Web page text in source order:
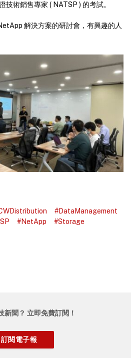
術銷售專家 ( NATSP ) 的考試。
解決方案的研討會，有興趣的人
#DataManagement
#NetApp #Storage
新聞？ 立即免費訂閱！